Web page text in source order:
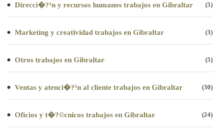
Direcci�?³n y recursos humanos trabajos en Gibraltar (5)
Marketing y creatividad trabajos en Gibraltar (3)
Otros trabajos en Gibraltar (5)
Ventas y atenci�?³n al cliente trabajos en Gibraltar (30)
Oficios y t�?©cnicos trabajos en Gibraltar (24)